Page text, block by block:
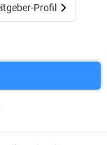
Profil